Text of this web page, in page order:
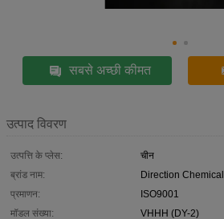
सबसे अच्छी कीमत
उत्पाद विवरण
उत्पत्ति के प्लेस:
चीन
ब्रांड नाम:
Direction Chemical
प्रमाणन:
ISO9001
मॉडल संख्या:
VHHH (DY-2)